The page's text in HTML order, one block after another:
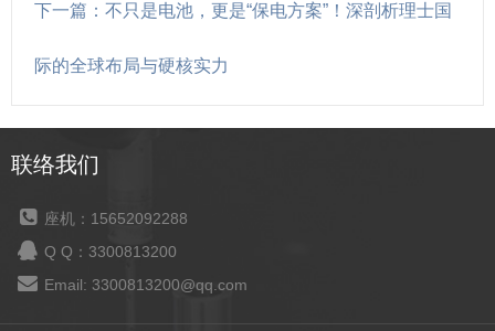
下一篇：不只是电池，更是“保电方案”！深剖析理士国
际的全球布局与硬核实力
联络我们
座机：15652092288
Q Q：3300813200
Email: 3300813200@qq.com